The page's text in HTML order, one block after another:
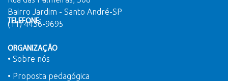
Bairro Jardim - Santo André-SP
TELEFONE:
(11) 4436-9695
ORGANIZAÇÃO
• Sobre nós
• Proposta pedagógica